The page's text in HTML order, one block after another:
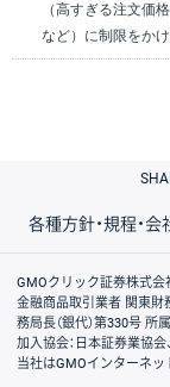
（高すぎる注文価
など）に制限をかけ
各種方針・規程・会
取引規程・約款
サイトマップ
その他のご案内
個人情報保護方
最良執行方針
サイトのご利用
ディスクレイマ
信託保全
リスク説明
会社案内
GMOクリック証券株式会
金融商品取引業者 関東財
務局長（銀代）第330号 所
加入協会：日本証券業協
当社はGMOインターネッ